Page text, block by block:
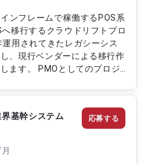
ンフレームで稼働するPOS系
移行するクラウドリフトプロ
用されてきたレガシーシス
、現行ベンダーによる移行作
ます。 PMOとしてのプロジ
。 将来的なクラウドネイテ
への移行も視野に入れた推進ポ
ク管理 ・PL/IからJavaへの
、テスト支援 ・AWS上での
築、運用支援 ・ベンダーコ
基幹システム
応募する